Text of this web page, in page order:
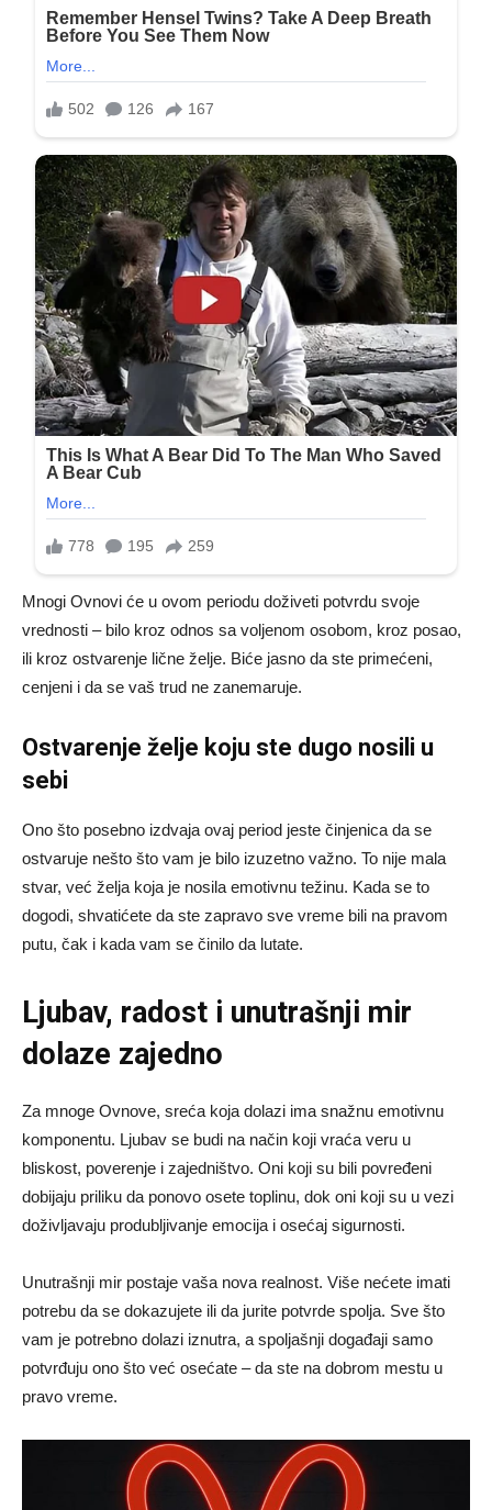
Mnogi Ovnovi će u ovom periodu doživeti potvrdu svoje
vrednosti – bilo kroz odnos sa voljenom osobom, kroz posao,
ili kroz ostvarenje lične želje. Biće jasno da ste primećeni,
cenjeni i da se vaš trud ne zanemaruje.
Ostvarenje želje koju ste dugo nosili u
sebi
Ono što posebno izdvaja ovaj period jeste činjenica da se
ostvaruje nešto što vam je bilo izuzetno važno. To nije mala
stvar, već želja koja je nosila emotivnu težinu. Kada se to
dogodi, shvatićete da ste zapravo sve vreme bili na pravom
putu, čak i kada vam se činilo da lutate.
Ljubav, radost i unutrašnji mir
dolaze zajedno
Za mnoge Ovnove, sreća koja dolazi ima snažnu emotivnu
komponentu. Ljubav se budi na način koji vraća veru u
bliskost, poverenje i zajedništvo. Oni koji su bili povređeni
dobijaju priliku da ponovo osete toplinu, dok oni koji su u vezi
doživljavaju produbljivanje emocija i osećaj sigurnosti.
Unutrašnji mir postaje vaša nova realnost. Više nećete imati
potrebu da se dokazujete ili da jurite potvrde spolja. Sve što
vam je potrebno dolazi iznutra, a spoljašnji događaji samo
potvrđuju ono što već osećate – da ste na dobrom mestu u
pravo vreme.